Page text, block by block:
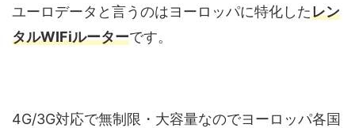
ユーロデータと言うのはヨーロッパに特化したレン
タルWIFiルーターです。
4G/3G対応で無制限・大容量なのでヨーロッパ各国